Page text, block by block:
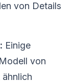
von Details
Einige
von